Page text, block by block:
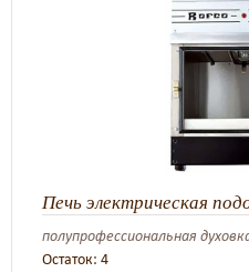
Печь электрическая
полупрофессиональная
Остаток: 4